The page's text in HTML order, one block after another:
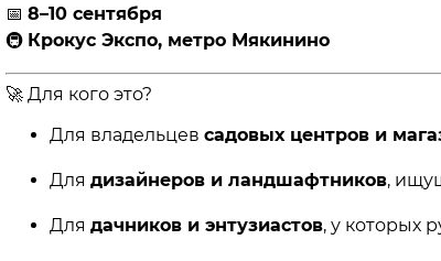
📅 8–10 сентября
🚇 Крокус Экспо, метро Мякинино
🚀 Для кого это?
Для владельцев садовых центров и
Для дизайнеров и ландшафтников,
Для дачников и энтузиастов, у которых